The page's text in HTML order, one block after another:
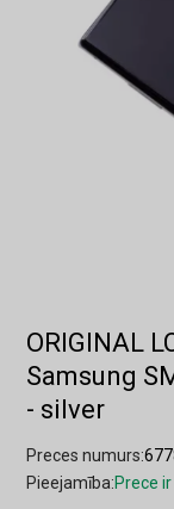
ORIGINAL
Samsung
- silver
Preces numurs:
Pieejamība:Prece